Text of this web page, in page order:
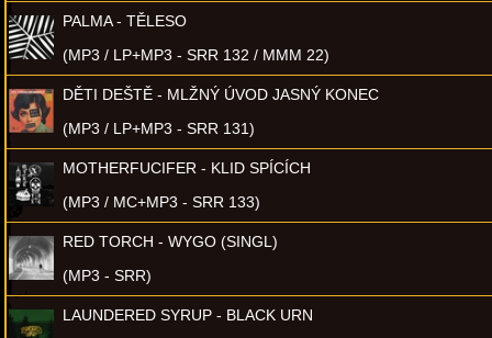
PALMA - TĚLESO
(MP3 / LP+MP3 - SRR 132 / MMM 22)
DĚTI DEŠTĚ - MLŽNÝ ÚVOD JASNÝ KONEC
(MP3 / LP+MP3 - SRR 131)
MOTHERFUCIFER - KLID SPÍCÍCH
(MP3 / MC+MP3 - SRR 133)
RED TORCH - WYGO (SINGL)
(MP3 - SRR)
LAUNDERED SYRUP - BLACK URN